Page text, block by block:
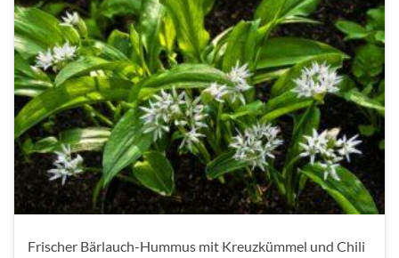
Frischer Bärlauch-Hummus mit Kreuzkümmel und Chili